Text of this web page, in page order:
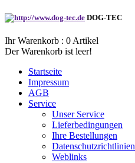
DOG-TEC
Ihr Warenkorb : 0 Artikel
Der Warenkorb ist leer!
Startseite
Impressum
AGB
Service
Unser Service
Lieferbedingungen
Ihre Bestellungen
Datenschutzrichtlinien
Weblinks